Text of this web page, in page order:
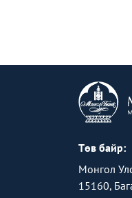
Төв байр:
Монгол
15160,